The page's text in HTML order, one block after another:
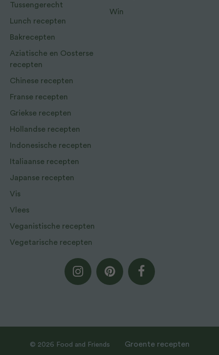
Tussengerecht
Lunch recepten
Bakrecepten
Aziatische en Oosterse
recepten
Chinese recepten
Franse recepten
Griekse recepten
Hollandse recepten
Indonesische recepten
Italiaanse recepten
Japanse recepten
Vis
Vlees
Veganistische recepten
Vegetarische recepten
Win
© 2026 Food and Friends Groente recepten